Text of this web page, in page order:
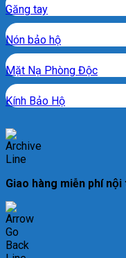
Găng tay
Nón bảo hộ
Mặt Nạ Phòng Độc
Kính Bảo Hộ
Giao hàng miễn phí nội